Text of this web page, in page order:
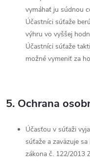
vymáhať ju súdnou
Účastníci súťaže
výhru vo vyššej
Účastníci súťaže
možné vymeniť za
5. Ochrana
Účasťou v súťaži
súťaže a zaväzuje
zákona č. 122/2013